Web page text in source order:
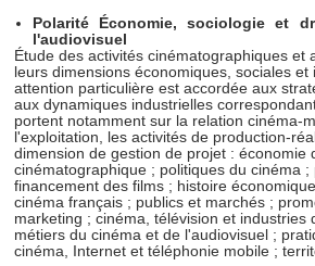
Polarité Économie, sociologie et
l'audiovisuel
Étude des activités cinématographiques et
leurs dimensions économiques, sociales et
attention particulière est accordée aux
aux dynamiques industrielles
portent notamment sur la relation cinéma-
l'exploitation, les activités de production-
dimension de gestion de projet : économie
cinématographique ; politiques du cinéma ;
financement des films ; histoire
cinéma français ; publics et marchés ;
marketing ; cinéma, télévision et industries
métiers du cinéma et de l'audiovisuel ;
cinéma, Internet et téléphonie mobile ;